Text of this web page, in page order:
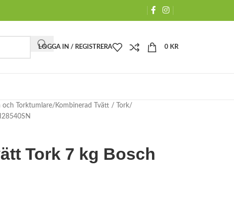
LOGGA IN / REGISTRERA 0 KR
och Torktumlare Kombinerad Tvätt / Tork
Tork 7 kg Bosch